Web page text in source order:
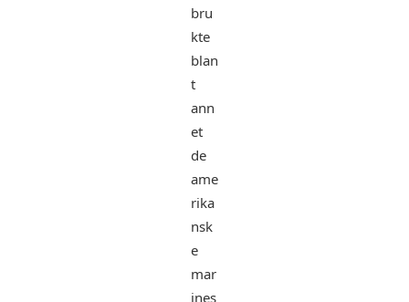
bru
kte
blan
t
ann
et
de
ame
rika
nsk
e
mar
ines